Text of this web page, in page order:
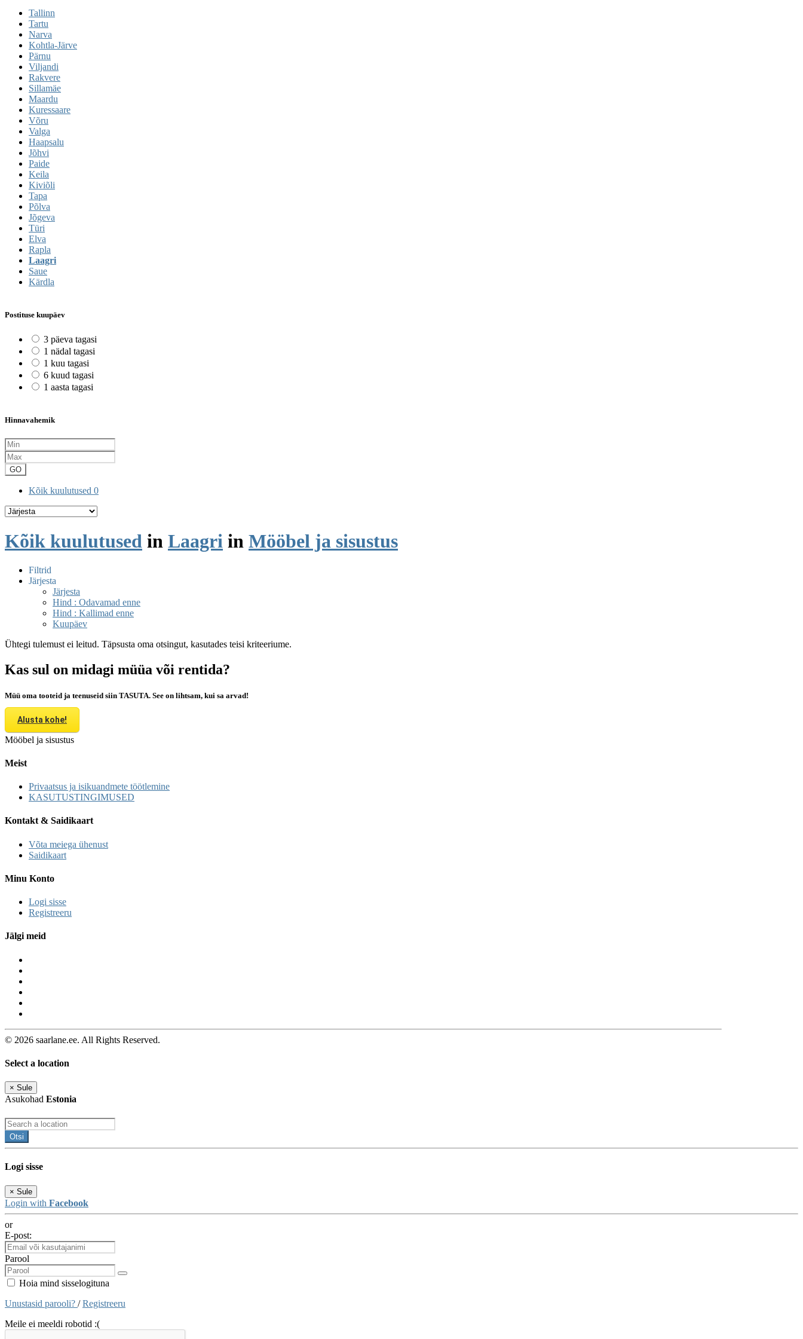
Tallinn
Tartu
Narva
Kohtla-Järve
Pärnu
Viljandi
Rakvere
Sillamäe
Maardu
Kuressaare
Võru
Valga
Haapsalu
Jõhvi
Paide
Keila
Kiviõli
Tapa
Põlva
Jõgeva
Türi
Elva
Rapla
Laagri
Saue
Kärdla
Postituse kuupäev
3 päeva tagasi
1 nädal tagasi
1 kuu tagasi
6 kuud tagasi
1 aasta tagasi
Hinnavahemik
GO
Kõik kuulutused 0
Kõik kuulutused in Laagri in Mööbel ja sisustus
Filtrid
Järjesta
Järjesta
Hind : Odavamad enne
Hind : Kallimad enne
Kuupäev
Ühtegi tulemust ei leitud. Täpsusta oma otsingut, kasutades teisi kriteeriume.
Kas sul on midagi müüa või rentida?
Müü oma tooteid ja teenuseid siin TASUTA. See on lihtsam, kui sa arvad!
Alusta kohe!
Mööbel ja sisustus
Meist
Privaatsus ja isikuandmete töötlemine
KASUTUSTINGIMUSED
Kontakt & Saidikaart
Võta meiega ühenust
Saidikaart
Minu Konto
Logi sisse
Registreeru
Jälgi meid
© 2026 saarlane.ee. All Rights Reserved.
Select a location
× Sule
Asukohad Estonia
Otsi
Logi sisse
× Sule
Login with Facebook
or
E-post:
Parool
Hoia mind sisselogituna
Unustasid parooli? /Registreeru
Meile ei meeldi robotid :(